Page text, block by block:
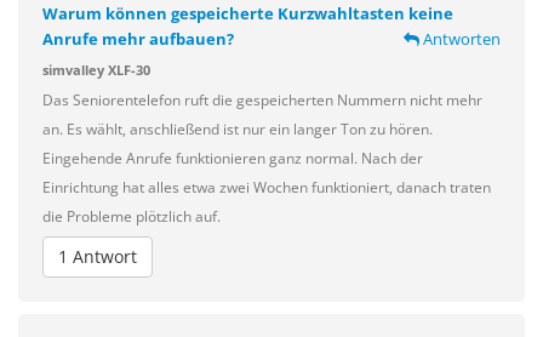
Warum können gespeicherte Kurzwahltasten keine
Anrufe mehr aufbauen?
Antworten
simvalley XLF-30
Das Seniorentelefon ruft die gespeicherten Nummern nicht mehr
an. Es wählt, anschließend ist nur ein langer Ton zu hören.
Eingehende Anrufe funktionieren ganz normal. Nach der
Einrichtung hat alles etwa zwei Wochen funktioniert, danach traten
die Probleme plötzlich auf.
1 Antwort